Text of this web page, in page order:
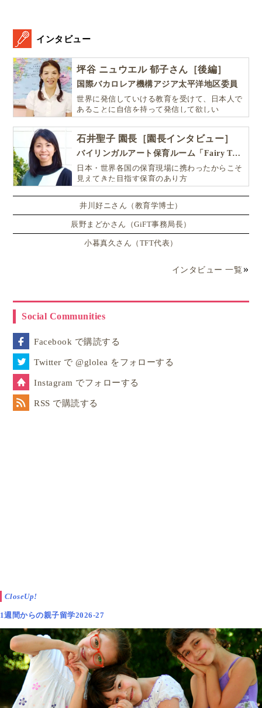
インタビュー
坪谷 ニュウエル 郁子さん［後編］
国際バカロレア機構アジア太平洋地区委員
世界に発信していける教育を受けて、日本人で
あることに自信を持って発信して欲しい
石井聖子 園長［園長インタビュー］
バイリンガルアート保育ルーム「Fairy Tale（フェアリーテイル）」
日本・世界各国の保育現場に携わったからこそ
見えてきた目指す保育のあり方
井川好ニさん（教育学博士）
辰野まどかさん（GiFT事務局長）
小暮真久さん（TFT代表）
インタビュー 一覧
Social Communities
Facebook で購読する
Twitter で @glolea をフォローする
Instagram でフォローする
RSS で購読する
CloseUp!
1週間からの親子留学2026-27